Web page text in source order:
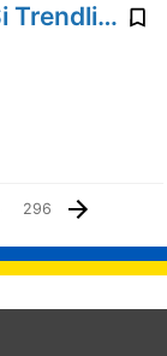
2004' Volkswagen Golf 1.4 FSi Trendline Pack
296